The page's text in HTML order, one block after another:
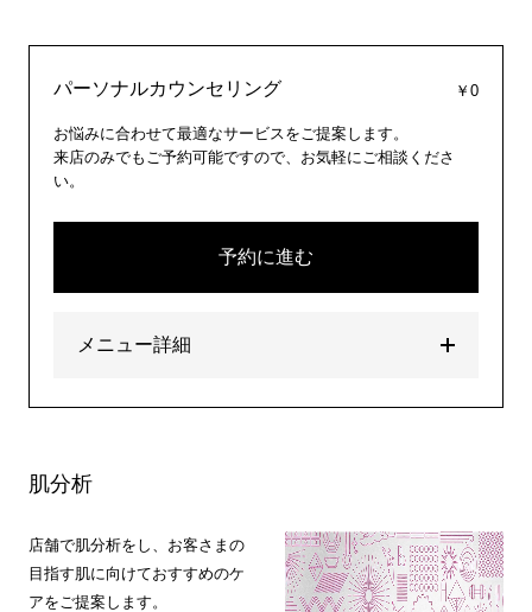
パーソナルカウンセリング ￥0
お悩みに合わせて最適なサービスをご提案します。
来店のみでもご予約可能ですので、お気軽にご相談くださ
い。
予約に進む
メニュー詳細
肌分析
店舗で肌分析をし、お客さまの
目指す肌に向けておすすめのケ
アをご提案します。